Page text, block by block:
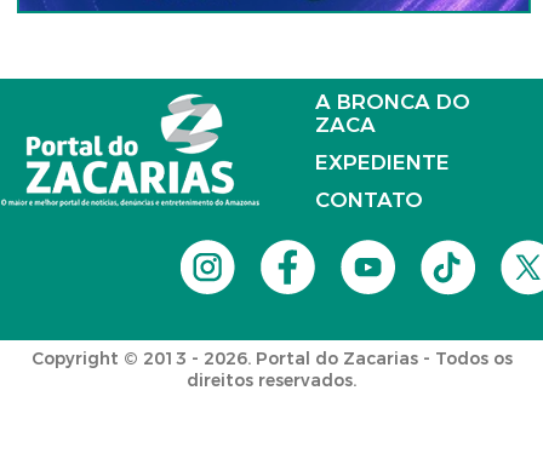
A BRONCA DO
ZACA
EXPEDIENTE
CONTATO
Copyright © 2013 - 2026. Portal do Zacarias - Todos os
direitos reservados.